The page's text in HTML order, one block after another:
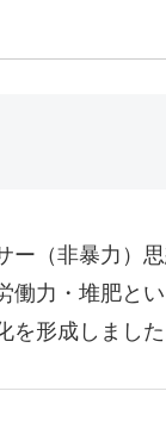
ー（非暴力）
働力・堆肥と
形成しました